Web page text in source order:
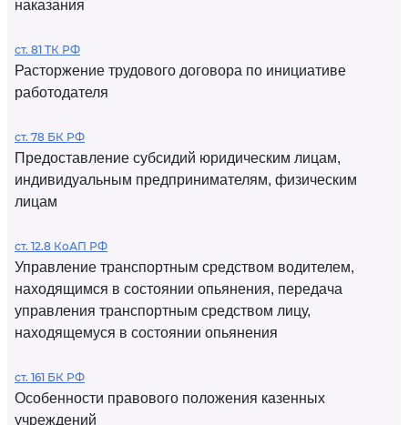
наказания
ст. 81 ТК РФ
Расторжение трудового договора по инициативе
работодателя
ст. 78 БК РФ
Предоставление субсидий юридическим лицам,
индивидуальным предпринимателям, физическим
лицам
ст. 12.8 КоАП РФ
Управление транспортным средством водителем,
находящимся в состоянии опьянения, передача
управления транспортным средством лицу,
находящемуся в состоянии опьянения
ст. 161 БК РФ
Особенности правового положения казенных
учреждений